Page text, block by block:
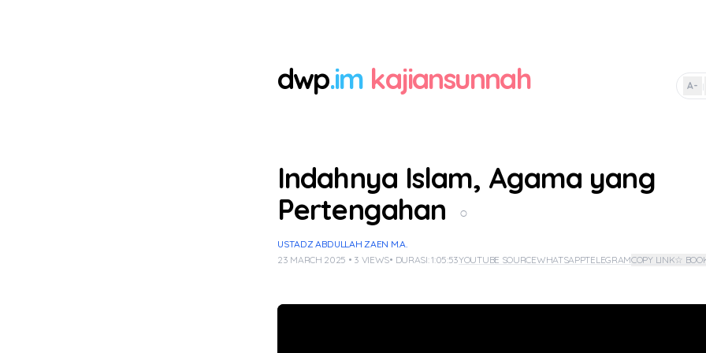
dwp.im kajiansunnah A- |
Indahnya Islam, Agama yang
Pertengahan
○
USTADZ ABDULLAH ZAEN M.A.
23 MARCH 2025 • 3 VIEWS• DURASI: 1:05:53YOUTUBE SOURCEWHATSAPPTELEGRAMCOPY LINK☆